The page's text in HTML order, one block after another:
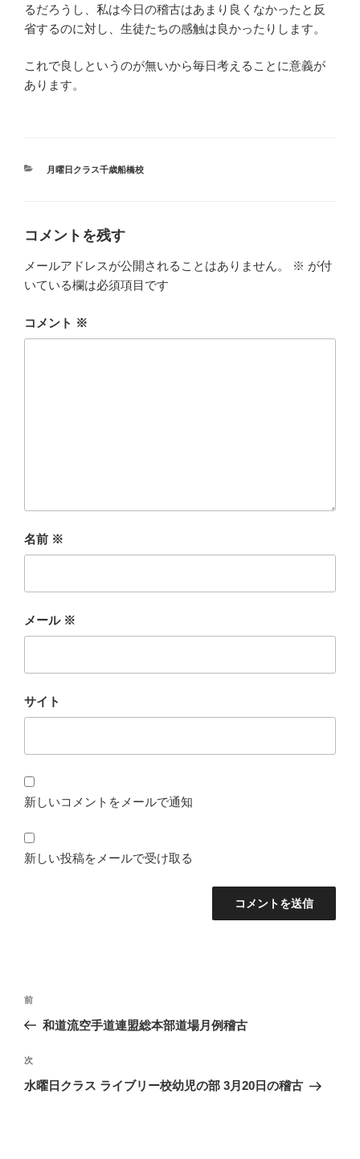
るだろうし、私は今日の稽古はあまり良くなかったと反
省するのに対し、生徒たちの感触は良かったりします。
これで良しというのが無いから毎日考えることに意義が
あります。
カ
月曜日クラス千歳船橋校
コメントを残す
メールアドレスが公開されることはありません。 ※ が付
いている欄は必須項目です
コメント ※
名前 ※
メール ※
サイト
新しいコメントをメールで通知
新しい投稿をメールで受け取る
投
ビ
ゲ
前
の
稿
前
和道流空手道連盟総本部道場月例稽古
次
の
次
水曜日クラス ライブリー校幼児の部 3月20日の稽古